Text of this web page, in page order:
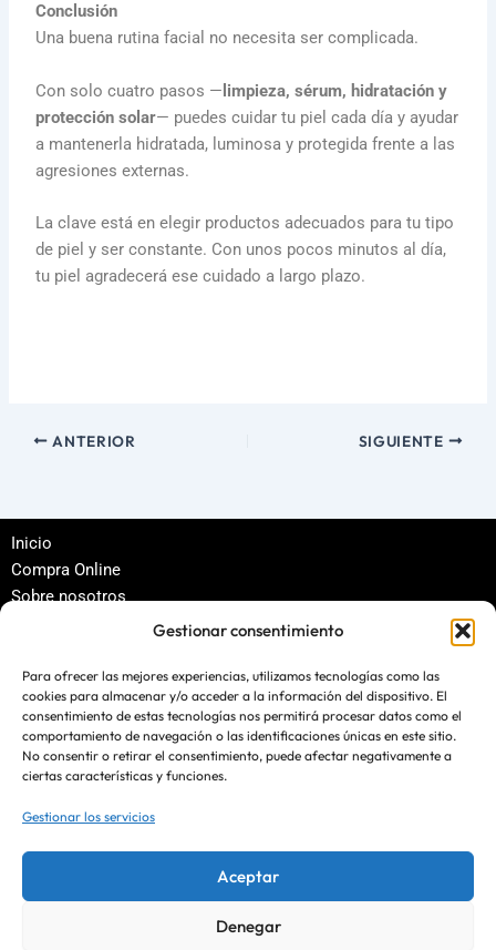
Gestionar consentimiento
Para ofrecer las mejores experiencias, utilizamos tecnologías como las
cookies para almacenar y/o acceder a la información del dispositivo. El
consentimiento de estas tecnologías nos permitirá procesar datos como el
comportamiento de navegación o las identificaciones únicas en este sitio.
No consentir o retirar el consentimiento, puede afectar negativamente a
ciertas características y funciones.
Gestionar los servicios
Aceptar
Denegar
Conclusión
Una buena rutina facial no necesita ser complicada.
Con solo cuatro pasos — limpieza, sérum, hidratación y
protección solar— puedes cuidar tu piel cada día y ayudar
a mantenerla hidratada, luminosa y protegida frente a las
agresiones externas.
La clave está en elegir productos adecuados para tu tipo
de piel y ser constante. Con unos pocos minutos al día,
tu piel agradecerá ese cuidado a largo plazo.
ANTERIOR SIGUIENTE
Inicio
Compra Online
Sobre nosotros
Política de privacidad
Contacto
blog@ecomerplus.es
Ingresa tu correo electrónico